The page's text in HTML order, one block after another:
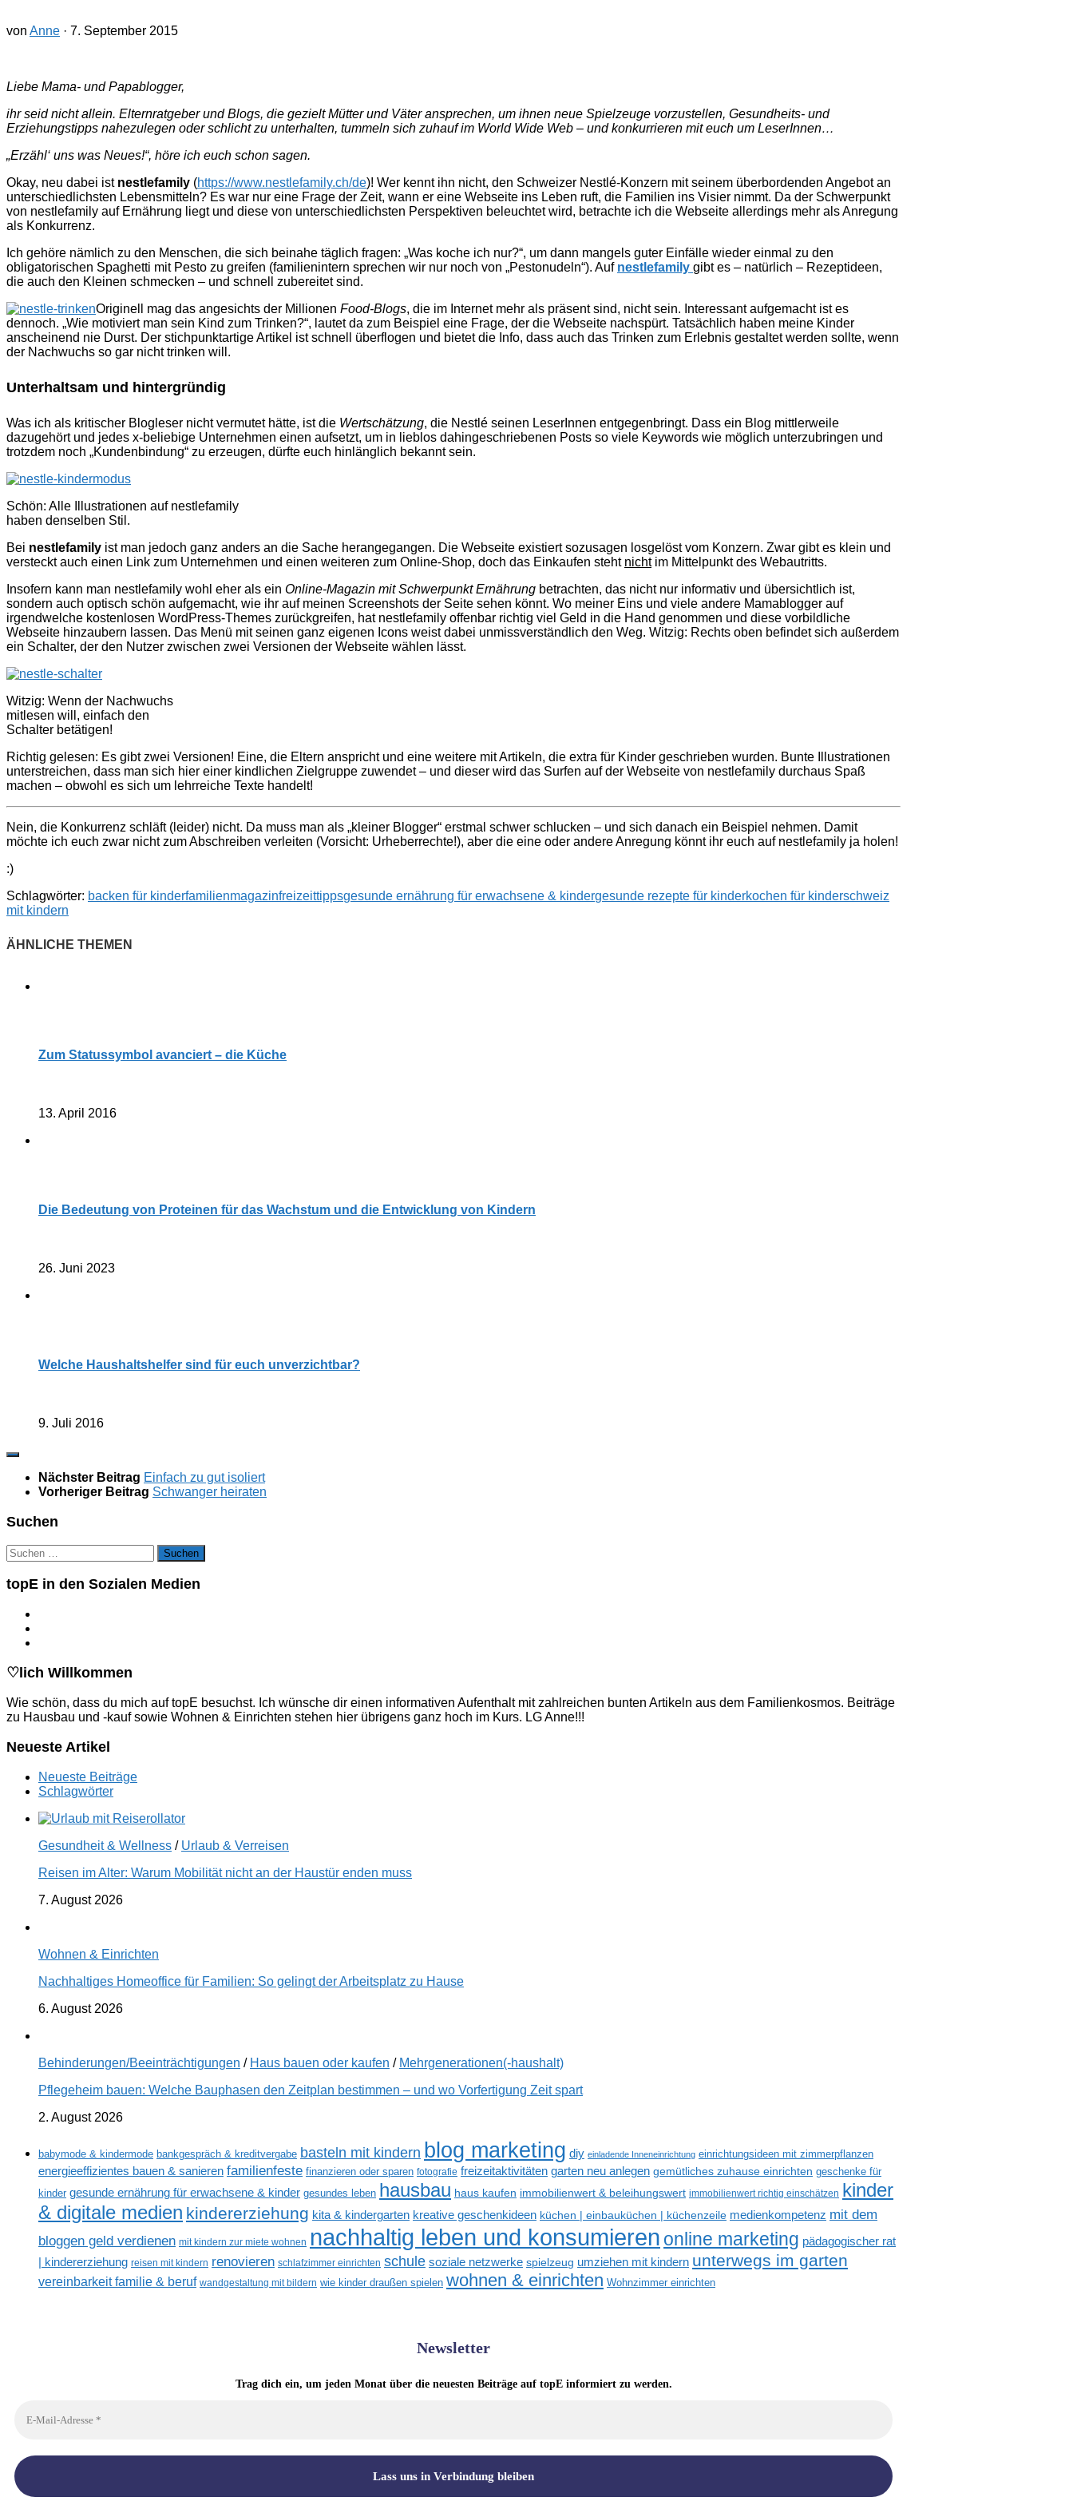
von Anne · 7. September 2015
Liebe Mama- und Papablogger,
ihr seid nicht allein. Elternratgeber und Blogs, die gezielt Mütter und Väter ansprechen, um ihnen neue Spielzeuge vorzustellen, Gesundheits- und
Erziehungstipps nahezulegen oder schlicht zu unterhalten, tummeln sich zuhauf im World Wide Web – und konkurrieren mit euch um LeserInnen…
„Erzähl‘ uns was Neues!“, höre ich euch schon sagen.
Okay, neu dabei ist nestlefamily (https://www.nestlefamily.ch/de)! Wer kennt ihn nicht, den Schweizer Nestlé-Konzern mit seinem überbordenden Angebot an
unterschiedlichsten Lebensmitteln? Es war nur eine Frage der Zeit, wann er eine Webseite ins Leben ruft, die Familien ins Visier nimmt. Da der Schwerpunkt
von nestlefamily auf Ernährung liegt und diese von unterschiedlichsten Perspektiven beleuchtet wird, betrachte ich die Webseite allerdings mehr als Anregung
als Konkurrenz.
Ich gehöre nämlich zu den Menschen, die sich beinahe täglich fragen: „Was koche ich nur?“, um dann mangels guter Einfälle wieder einmal zu den
obligatorischen Spaghetti mit Pesto zu greifen (familienintern sprechen wir nur noch von „Pestonudeln“). Auf nestlefamily gibt es – natürlich – Rezeptideen,
die auch den Kleinen schmecken – und schnell zubereitet sind.
Originell mag das angesichts der Millionen Food-Blogs, die im Internet mehr als präsent sind, nicht sein. Interessant aufgemacht ist es
dennoch. „Wie motiviert man sein Kind zum Trinken?“, lautet da zum Beispiel eine Frage, der die Webseite nachspürt. Tatsächlich haben meine Kinder
anscheinend nie Durst. Der stichpunktartige Artikel ist schnell überflogen und bietet die Info, dass auch das Trinken zum Erlebnis gestaltet werden sollte, wenn
der Nachwuchs so gar nicht trinken will.
Unterhaltsam und hintergründig
Was ich als kritischer Blogleser nicht vermutet hätte, ist die Wertschätzung, die Nestlé seinen LeserInnen entgegenbringt. Dass ein Blog mittlerweile
dazugehört und jedes x-beliebige Unternehmen einen aufsetzt, um in lieblos dahingeschriebenen Posts so viele Keywords wie möglich unterzubringen und
trotzdem noch „Kundenbindung“ zu erzeugen, dürfte euch hinlänglich bekannt sein.
Schön: Alle Illustrationen auf nestlefamily
haben denselben Stil.
Bei nestlefamily ist man jedoch ganz anders an die Sache herangegangen. Die Webseite existiert sozusagen losgelöst vom Konzern. Zwar gibt es klein und
versteckt auch einen Link zum Unternehmen und einen weiteren zum Online-Shop, doch das Einkaufen steht nichtim Mittelpunkt des Webautritts.
Insofern kann man nestlefamily wohl eher als ein Online-Magazin mit Schwerpunkt Ernährung betrachten, das nicht nur informativ und übersichtlich ist,
sondern auch optisch schön aufgemacht, wie ihr auf meinen Screenshots der Seite sehen könnt. Wo meiner Eins und viele andere Mamablogger auf
irgendwelche kostenlosen WordPress-Themes zurückgreifen, hat nestlefamily offenbar richtig viel Geld in die Hand genommen und diese vorbildliche
Webseite hinzaubern lassen. Das Menü mit seinen ganz eigenen Icons weist dabei unmissverständlich den Weg. Witzig: Rechts oben befindet sich außerdem
ein Schalter, der den Nutzer zwischen zwei Versionen der Webseite wählen lässt.
Witzig: Wenn der Nachwuchs
mitlesen will, einfach den
Schalter betätigen!
Richtig gelesen: Es gibt zwei Versionen! Eine, die Eltern anspricht und eine weitere mit Artikeln, die extra für Kinder geschrieben wurden. Bunte Illustrationen
unterstreichen, dass man sich hier einer kindlichen Zielgruppe zuwendet – und dieser wird das Surfen auf der Webseite von nestlefamily durchaus Spaß
machen – obwohl es sich um lehrreiche Texte handelt!
Nein, die Konkurrenz schläft (leider) nicht. Da muss man als „kleiner Blogger“ erstmal schwer schlucken – und sich danach ein Beispiel nehmen. Damit
möchte ich euch zwar nicht zum Abschreiben verleiten (Vorsicht: Urheberrechte!), aber die eine oder andere Anregung könnt ihr euch auf nestlefamily ja holen!
:)
Schlagwörter: backen für kinderfamilienmagazinfreizeittippsgesunde ernährung für erwachsene & kindergesunde rezepte für kinderkochen für kinderschweiz
mit kindern
Zum Statussymbol avanciert – die Küche
13. April 2016
Die Bedeutung von Proteinen für das Wachstum und die Entwicklung von Kindern
26. Juni 2023
Welche Haushaltshelfer sind für euch unverzichtbar?
9. Juli 2016
Nächster Beitrag Einfach zu gut isoliert
Vorheriger Beitrag Schwanger heiraten
Suchen
Suchen
nach:
topE in den Sozialen Medien
♡lich Willkommen
Wie schön, dass du mich auf topE besuchst. Ich wünsche dir einen informativen Aufenthalt mit zahlreichen bunten Artikeln aus dem Familienkosmos. Beiträge
zu Hausbau und -kauf sowie Wohnen & Einrichten stehen hier übrigens ganz hoch im Kurs. LG Anne!!!
Neueste Artikel
Neueste Beiträge
Schlagwörter
Gesundheit & Wellness / Urlaub & Verreisen
Reisen im Alter: Warum Mobilität nicht an der Haustür enden muss
7. August 2026
Wohnen & Einrichten
Nachhaltiges Homeoffice für Familien: So gelingt der Arbeitsplatz zu Hause
6. August 2026
Behinderungen/Beeinträchtigungen / Haus bauen oder kaufen / Mehrgenerationen(-haushalt)
Pflegeheim bauen: Welche Bauphasen den Zeitplan bestimmen – und wo Vorfertigung Zeit spart
2. August 2026
babymode & kindermode bankgespräch & kreditvergabe basteln mit kindern blog marketing diy einladende Inneneinrichtung einrichtungsideen mit zimmerpflanzen
energieeffizientes bauen & sanieren familienfeste finanzieren oder sparen fotografie freizeitaktivitäten garten neu anlegen gemütliches zuhause einrichten geschenke für
kinder gesunde ernährung für erwachsene & kinder gesundes leben hausbau haus kaufen immobilienwert & beleihungswert immobilienwert richtig einschätzen kinder
& digitale medien kindererziehung kita & kindergarten kreative geschenkideen küchen | einbauküchen | küchenzeile medienkompetenz mit dem
bloggen geld verdienen mit kindern zur miete wohnen nachhaltig leben und konsumieren online marketing pädagogischer rat
| kindererziehung reisen mit kindern renovieren schlafzimmer einrichten schule soziale netzwerke spielzeug umziehen mit kindern unterwegs im garten
vereinbarkeit familie & beruf wandgestaltung mit bildern wie kinder draußen spielen wohnen & einrichten Wohnzimmer einrichten
Newsletter
Trag dich ein, um jeden Monat über die neuesten Beiträge auf topE informiert zu werden.